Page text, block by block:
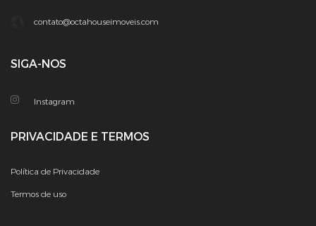
contato@octahouseimoveis.com
SIGA-NOS
Instagram
PRIVACIDADE E TERMOS
Política de Privacidade
Termos de uso